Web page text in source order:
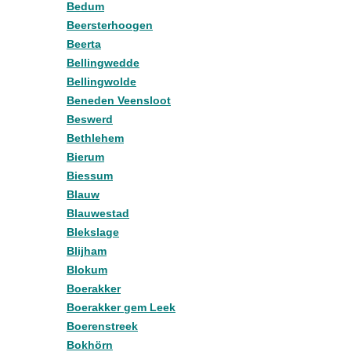
Bedum
Beersterhoogen
Beerta
Bellingwedde
Bellingwolde
Beneden Veensloot
Beswerd
Bethlehem
Bierum
Biessum
Blauw
Blauwestad
Blekslage
Blijham
Blokum
Boerakker
Boerakker gem Leek
Boerenstreek
Bokhörn